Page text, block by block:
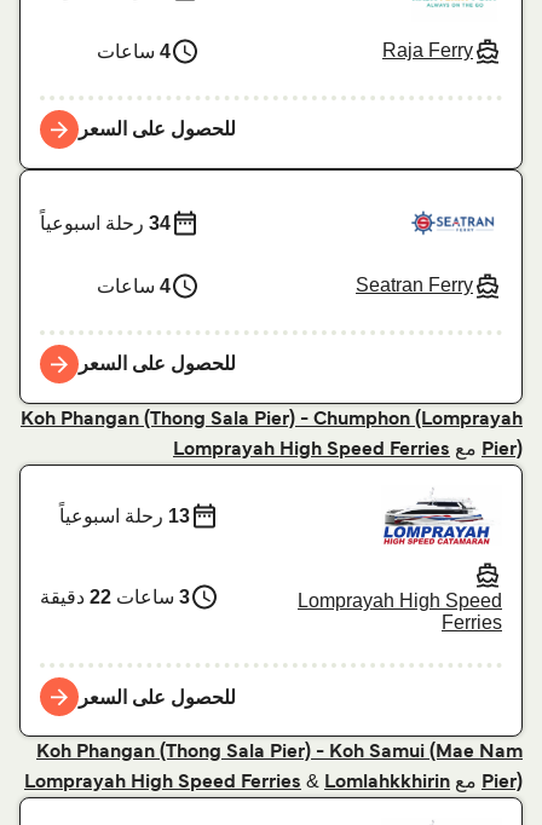
Raja Ferry
4 ساعات
للحصول على السعر
Seatran Ferry
34رحلة اسبوعياً
4 ساعات
للحصول على السعر
Koh Phangan (Thong Sala Pier) - Chumphon (Lomprayah
Pier)معLomprayah High Speed Ferries
Lomprayah High Speed
Ferries
13رحلة اسبوعياً
3 ساعات22دقيقة
للحصول على السعر
Koh Phangan (Thong Sala Pier) - Koh Samui (Mae Nam
Pier)مع Lomprayah High Speed Ferries &Lomlahkkhirin